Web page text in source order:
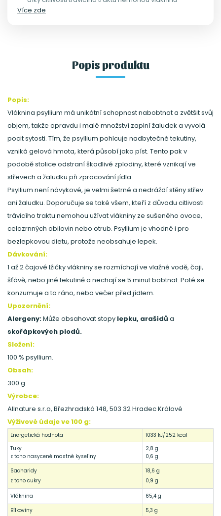
v jiné podobě.
Více zde
Popis produktu
Popis:
Vláknina psyllium má unikátní schopnost nabobtnat a zvětšit svůj
objem, takže opravdu i malé množství zaplní žaludek a vyvolá
pocit sytosti. Tím, že psyllium pohlcuje nadbytečné tekutiny,
vzniká gelová hmota, která působí jako píst. Tento pak v
podobě stolice odstraní škodlivé zplodiny, které vznikají ve
střevech a žaludku při zpracování jídla.
Psyllium není návykové, je velmi šetrné a nedráždí stěny střev
ani žaludku. Doporučuje se také všem, kteří z důvodu citlivosti
trávicího traktu nemohou užívat vlákniny ze sušeného ovoce,
celozrnných obilovin nebo otrub. Psyllium je vhodné i pro
bezlepkovou dietu, protože neobsahuje lepek.
Dávkování:
1 až 2 čajové lžičky vlákniny se rozmíchají ve vlažné vodě, čaji,
šťávě, nebo jiné tekutině a nechají se 5 minut bobtnat. Poté se
konzumuje a to ráno, nebo večer před jídlem.
Upozornění:
Alergeny:Může obsahovat stopy lepku, arašídů a
skořápkových plodů.
Složení:
100 % psyllium.
Obsah:
300 g
Výrobce:
Allnature s.r.o, Březhradská 148, 503 32 Hradec Králové
Výživové údaje ve 100 g:
Energetická hodnota
1033 kJ/252 kcal
Tuky
z toho nasycené mastné kyseliny
2,8 g
0,6 g
Sacharidy
z toho cukry
18,6 g
0,9 g
Vláknina
65,4 g
Bílkoviny
5,3 g